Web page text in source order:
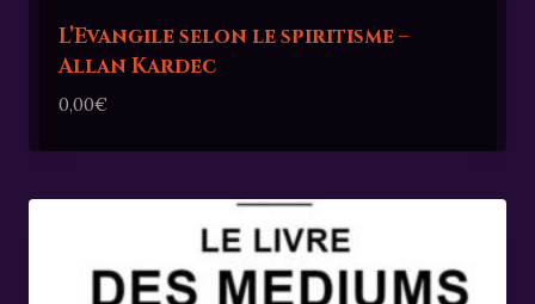
L’Evangile selon le spiritisme –
Allan Kardec
0,00€